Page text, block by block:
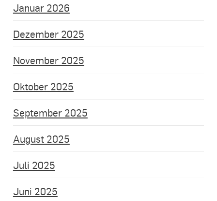
Januar 2026
Dezember 2025
November 2025
Oktober 2025
September 2025
August 2025
Juli 2025
Juni 2025